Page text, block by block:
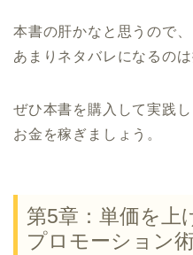
本書の肝かなと思うので、
あまりネタバレになるのは
ぜひ本書を購入して実践し
お金を稼ぎましょう。
第5章：単価を上
プロモーション術